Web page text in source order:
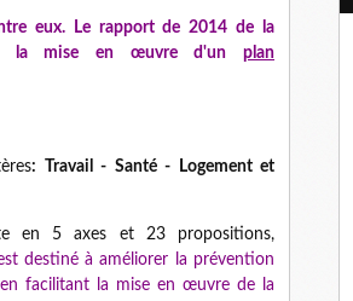
eux. Le rapport de 2014 de la
la mise en œuvre d'un plan
: Travail - Santé - Logement et
en 5 axes et 23 propositions,
destiné à améliorer la prévention
facilitant la mise en œuvre de la